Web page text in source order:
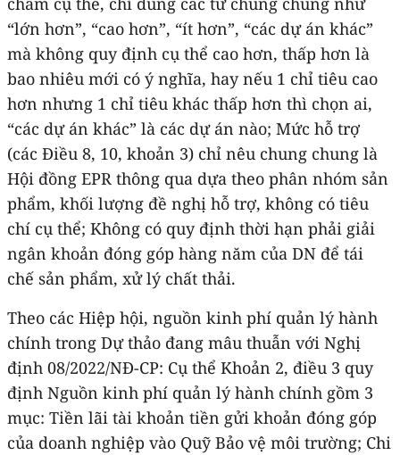
“lớn hơn”, “cao hơn”, “ít hơn”, “các dự án khác”
mà không quy định cụ thể cao hơn, thấp hơn là
bao nhiêu mới có ý nghĩa, hay nếu 1 chỉ tiêu cao
hơn nhưng 1 chỉ tiêu khác thấp hơn thì chọn ai,
“các dự án khác” là các dự án nào; Mức hỗ trợ
(các Điều 8, 10, khoản 3) chỉ nêu chung chung là
Hội đồng EPR thông qua dựa theo phân nhóm sản
phẩm, khối lượng đề nghị hỗ trợ, không có tiêu
chí cụ thể; Không có quy định thời hạn phải giải
ngân khoản đóng góp hàng năm của DN để tái
chế sản phẩm, xử lý chất thải.
Theo các Hiệp hội, nguồn kinh phí quản lý hành
chính trong Dự thảo đang mâu thuẫn với Nghị
định 08/2022/NĐ-CP: Cụ thể Khoản 2, điều 3 quy
định Nguồn kinh phí quản lý hành chính gồm 3
mục: Tiền lãi tài khoản tiền gửi khoản đóng góp
của doanh nghiệp vào Quỹ Bảo vệ môi trường; Chi